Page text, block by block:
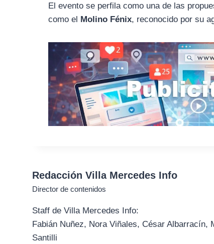
El evento se perfila como una de las
como el Molino Fénix, reconocido por su
Redacción Villa Mercedes Info
Director de contenidos
Staff de Villa Mercedes Info:
Fabián Nuñez, Nora Viñales, César
Santilli